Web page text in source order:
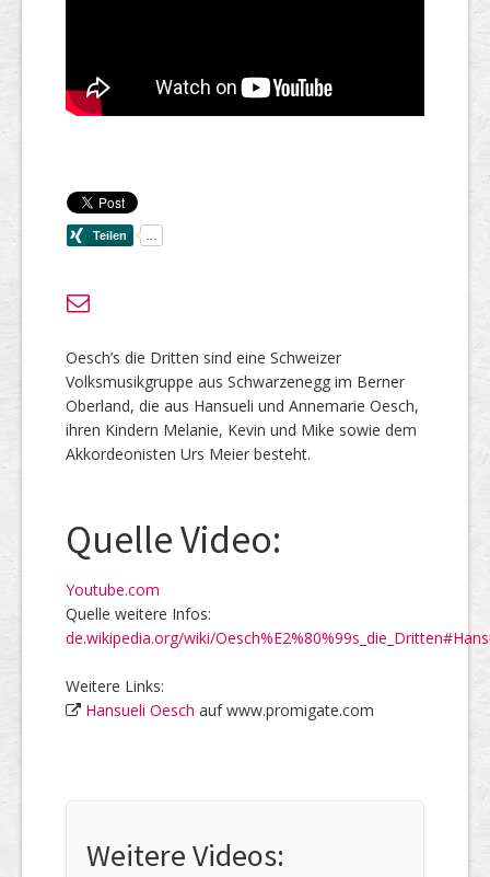
Oesch’s die Dritten sind eine Schweizer
Volksmusikgruppe aus Schwarzenegg im Berner
Oberland, die aus Hansueli und Annemarie Oesch,
ihren Kindern Melanie, Kevin und Mike sowie dem
Akkordeonisten Urs Meier besteht.
Quelle Video:
Youtube.com
Quelle weitere Infos:
de.wikipedia.org/wiki/
Weitere Links:
Hansueli Oesch auf www.promigate.com
Weitere Videos: